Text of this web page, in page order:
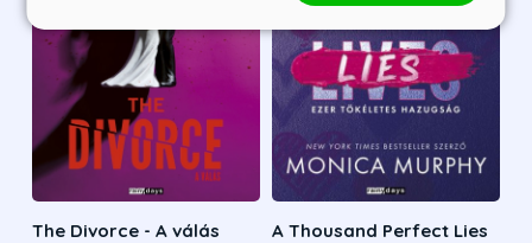
The Divorce - A válás
A Thousand Perfect Lies